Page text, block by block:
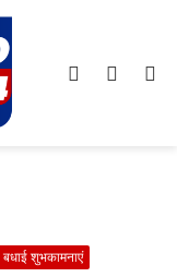
Switch
Log
बधाई शुभकामनाएं